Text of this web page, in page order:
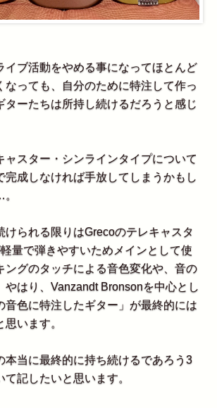
ブ活動をやめる事になってほとんど
なっても、自分のために特注して作っ
ターたちは所持し続けるだろうと感じ
スター・シンラインタイプについて
完成しなければ手放してしまうかもし
られる限りはGrecoのテレキャスタ
量で弾きやすいためメインとして使
ングのタッチによる音色変化や、音の
やはり、Vanzandt Bronsonを中心とし
音色に特注したギター」が最終的には
います。
当に最終的に持ち続けるであろう3
記したいと思います。